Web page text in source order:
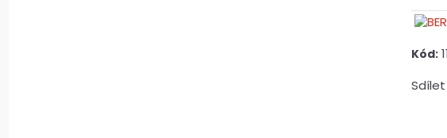
Kód:
Sdílet